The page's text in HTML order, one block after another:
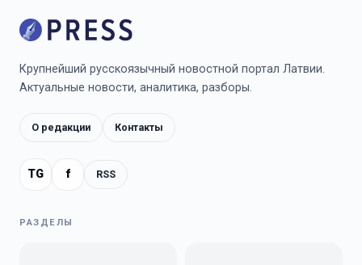
Крупнейший русскоязычный новостной портал Латвии.
Актуальные новости, аналитика, разборы.
О редакции Контакты
TG f RSS
РАЗДЕЛЫ